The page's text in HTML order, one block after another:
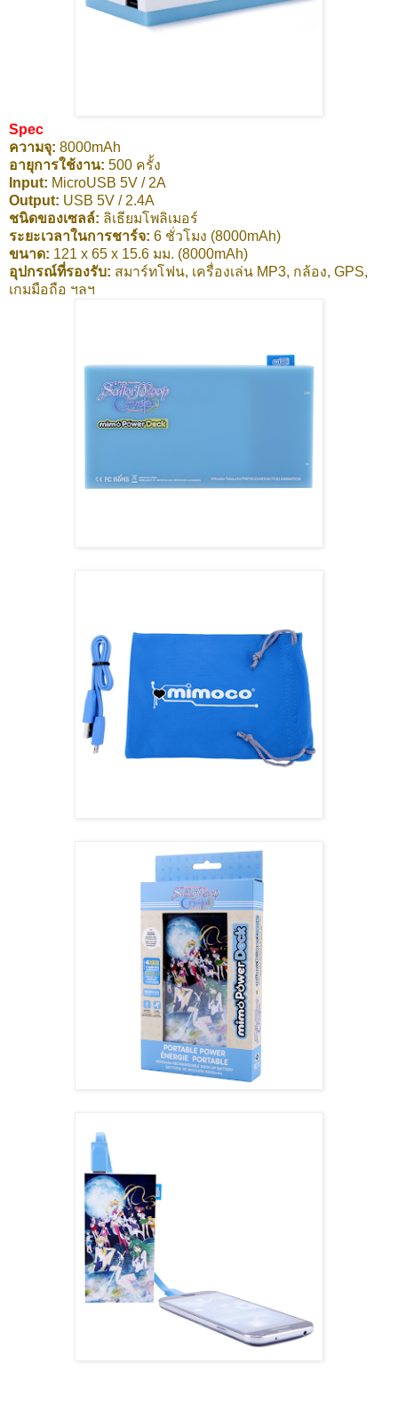
Spec
ความจุ: 8000mAh
อายุการใช้งาน: 500 ครั้ง
Input: MicroUSB 5V / 2A
Output: USB 5V / 2.4A
ชนิดของเซลล์: ลิเธียมโพลิเมอร์
ระยะเวลาในการชาร์จ: 6 ชั่วโมง (8000mAh)
ขนาด: 121 x 65 x 15.6 มม. (8000mAh)
อุปกรณ์ที่รองรับ: สมาร์ทโฟน, เครื่องเล่น MP3, กล้อง, GPS,
เกมมือถือ ฯลฯ